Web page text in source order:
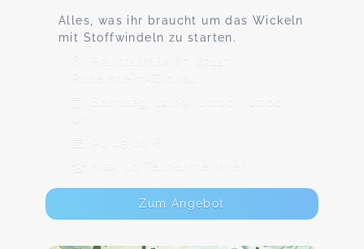
Alles, was ihr braucht um das Wickeln
mit Stoffwindeln zu starten.
Hauptstraße 67, 67127
Rödersheim-Gronau
Samstag, 12.09., 10:00 - 12:00
Ab 45,00 €
Max. 10 TeilnehmerInnen
Zum Angebot